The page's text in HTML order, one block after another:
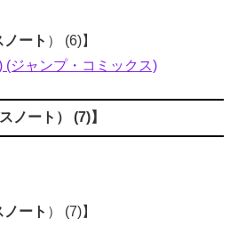
ノート ） (6)】
(ジャンプ・コミックス)
ノート ） (7)】
ノート ） (7)】